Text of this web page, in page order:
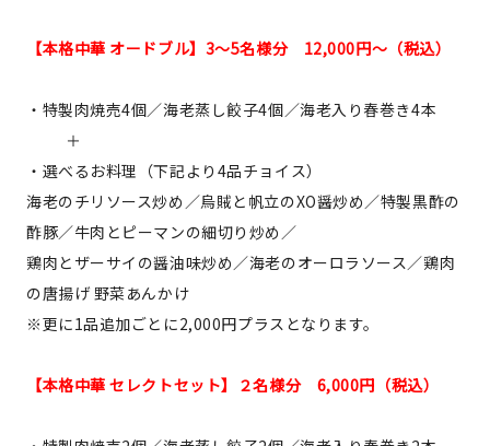
【本格中華 オードブル】3～5名様分 12,000円〜（税込）
・特製肉焼売4個／海老蒸し餃子4個／海老入り春巻き4本
＋
・選べるお料理（下記より4品チョイス）
海老のチリソース炒め／烏賊と帆立のXO醤炒め／特製黒酢の
酢豚／牛肉とピーマンの細切り炒め／
鶏肉とザーサイの醤油味炒め／海老のオーロラソース／鶏肉
の唐揚げ 野菜あんかけ
※更に1品追加ごとに2,000円プラスとなります。
【本格中華 セレクトセット】２名様分 6,000円（税込）